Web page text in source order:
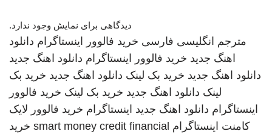
دیدگاهی برای نمایش وجود ندارد.
مترجم انگلیسی فارسی خرید فالوور اینستاگرام دانلود
اهنگ جدید خرید فالوور اینستاگرام دانلود اهنگ جدید
دانلود اهنگ جدید خرید بک لینک دانلود اهنگ جدید خرید بک
لینک دانلود اهنگ جدید خرید بک لینک خرید فالوور
اینستاگرام دانلود اهنگ جدید اینستاگرام خرید فالوور لایک
کامنت اینستاگرام smart money credit financial خرید